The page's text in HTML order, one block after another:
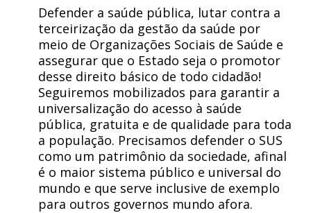
Defender a saúde pública, lutar contra a
terceirização da gestão da saúde por
meio de Organizações Sociais de Saúde e
assegurar que o Estado seja o promotor
desse direito básico de todo cidadão!
Seguiremos mobilizados para garantir a
universalização do acesso à saúde
pública, gratuita e de qualidade para toda
a população. Precisamos defender o SUS
como um patrimônio da sociedade, afinal
é o maior sistema público e universal do
mundo e que serve inclusive de exemplo
para outros governos mundo afora.